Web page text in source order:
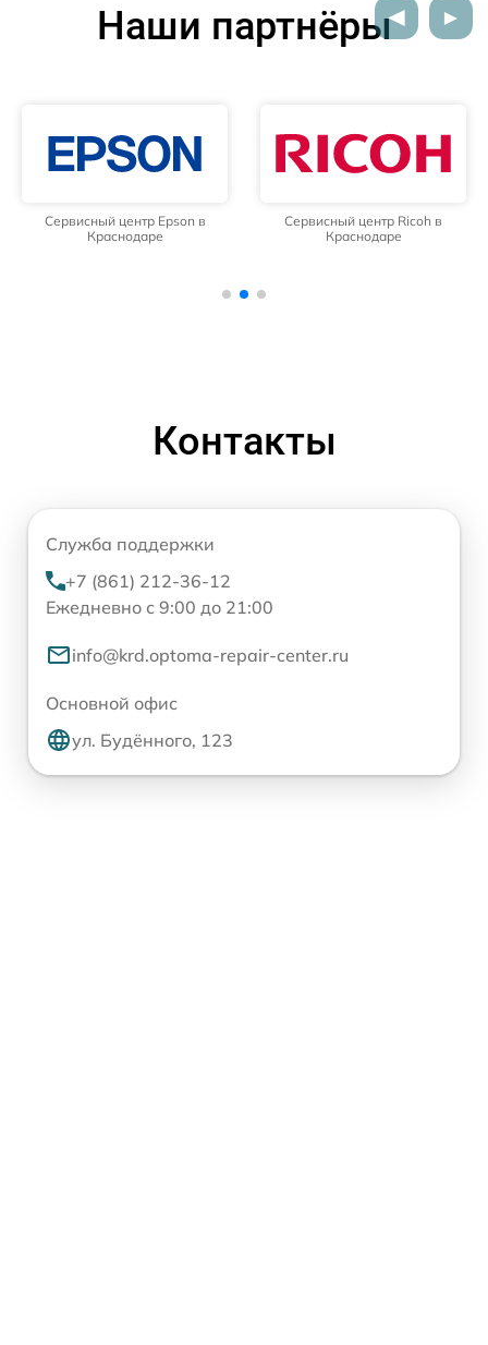
Наши партнёры
Сервисный центр Epson в
Краснодаре
Сервисный центр Ricoh в
Краснодаре
Контакты
Служба поддержки
+7 (861) 212-36-12
Ежедневно с 9:00 до 21:00
info@krd.optoma-repair-center.ru
Основной офис
ул. Будённого, 123